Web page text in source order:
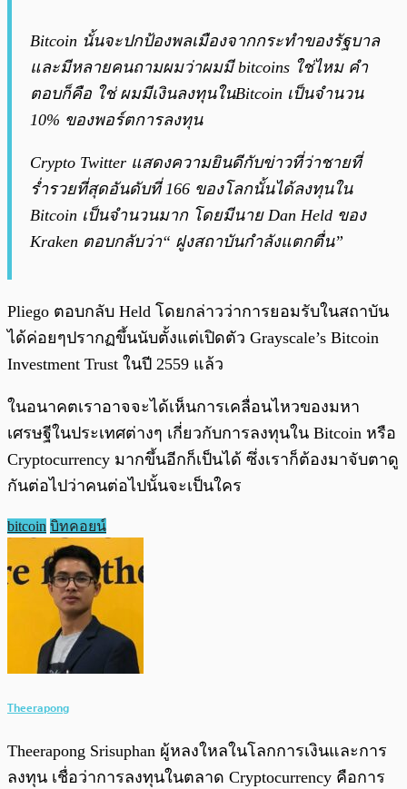
Bitcoin นั้นจะปกป้องพลเมืองจากกระทำของรัฐบาล
และมีหลายคนถามผมว่าผมมี bitcoins ใช่ไหม คำ
ตอบก็คือ ใช่ ผมมีเงินลงทุนในBitcoin เป็นจำนวน
10% ของพอร์ตการลงทุน
Crypto Twitter แสดงความยินดีกับข่าวที่ว่าชายที่
ร่ำรวยที่สุดอันดับที่ 166 ของโลกนั้นได้ลงทุนใน
Bitcoin เป็นจำนวนมาก โดยมีนาย Dan Held ของ
Kraken ตอบกลับว่า“ ฝูงสถาบันกำลังแตกตื่น”
Pliego ตอบกลับ Held โดยกล่าวว่าการยอมรับในสถาบัน
ได้ค่อยๆปรากฏขึ้นนับตั้งแต่เปิดตัว Grayscale’s Bitcoin
Investment Trust ในปี 2559 แล้ว
ในอนาคตเราอาจจะได้เห็นการเคลื่อนไหวของมหา
เศรษฐีในประเทศต่างๆ เกี่ยวกับการลงทุนใน Bitcoin หรือ
Cryptocurrency มากขึ้นอีกก็เป็นได้ ซึ่งเราก็ต้องมาจับตาดู
กันต่อไปว่าคนต่อไปนั้นจะเป็นใคร
bitcoin บิทคอยน์
Theerapong
Theerapong Srisuphan ผู้หลงใหลในโลกการเงินและการ
ลงทุน เชื่อว่าการลงทุนในตลาด Cryptocurrency คือการ